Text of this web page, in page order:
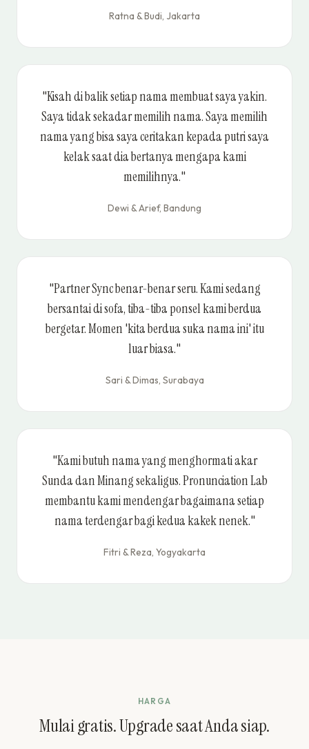
Ratna & Budi, Jakarta
"Kisah di balik setiap nama membuat saya yakin.
Saya tidak sekadar memilih nama. Saya memilih
nama yang bisa saya ceritakan kepada putri saya
kelak saat dia bertanya mengapa kami
memilihnya."
Dewi & Arief, Bandung
"Partner Sync benar-benar seru. Kami sedang
bersantai di sofa, tiba-tiba ponsel kami berdua
bergetar. Momen 'kita berdua suka nama ini' itu
luar biasa."
Sari & Dimas, Surabaya
"Kami butuh nama yang menghormati akar
Sunda dan Minang sekaligus. Pronunciation Lab
membantu kami mendengar bagaimana setiap
nama terdengar bagi kedua kakek nenek."
Fitri & Reza, Yogyakarta
HARGA
Mulai gratis. Upgrade saat Anda siap.